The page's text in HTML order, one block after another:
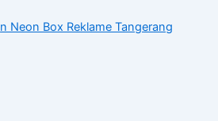
Neon Box Reklame Tangerang